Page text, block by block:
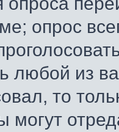
опрос
любой из
то
могут